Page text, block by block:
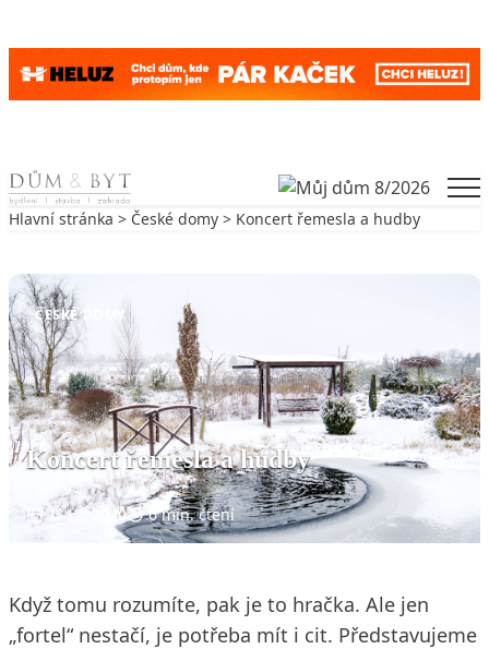
Skip to content
Hlavní stránka > České domy > Koncert řemesla a hudby
ČESKÉ DOMY
Koncert řemesla a hudby
1. 12. 2020 6 min. čtení
Když tomu rozumíte, pak je to hračka. Ale jen
„fortel“ nestačí, je potřeba mít i cit. Představujeme